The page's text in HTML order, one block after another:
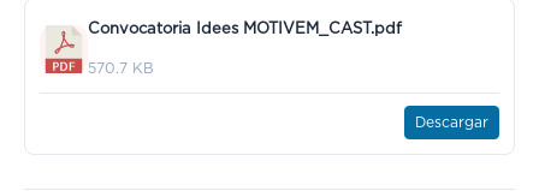
Convocatoria Idees MOTIVEM_CAST.pdf
570.7 KB
Descargar